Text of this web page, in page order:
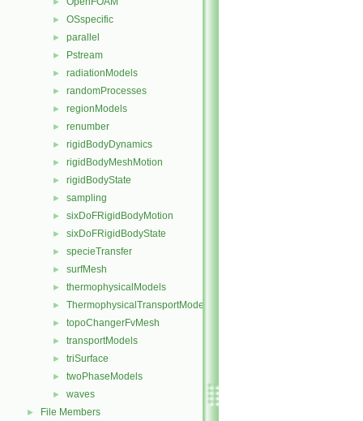
► OSspecific
► parallel
► Pstream
► radiationModels
► randomProcesses
► regionModels
► renumber
► rigidBodyDynamics
► rigidBodyMeshMotion
► rigidBodyState
► sampling
► sixDoFRigidBodyMotion
► sixDoFRigidBodyState
► specieTransfer
► surfMesh
► thermophysicalModels
► ThermophysicalTransportModels
► topoChangerFvMesh
► transportModels
► triSurface
► twoPhaseModels
► waves
► File Members